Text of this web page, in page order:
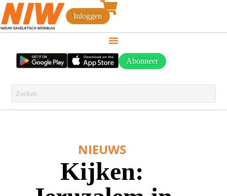
Inloggen
Abonneer
NIEUWS
Kijken: